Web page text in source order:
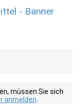
- Banner
müssen Sie sich
anmelden